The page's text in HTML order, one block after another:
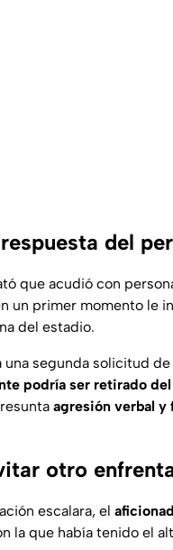
del
que acudió con
un primer momento le
del estadio.
segunda solicitud
podría ser retirado
agresión verbal y
otro
escalara, el
la que había tenido el